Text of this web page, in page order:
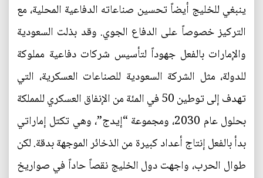
ينبغي للخليج أيضاً تحسين صناعاته الدفاعية المحلية، مع
التركيز خصوصاً على الدفاع الجوي. وقد بذلت السعودية
والإمارات بالفعل جهوداً لتأسيس شركات دفاعية مملوكة
للدولة، مثل الشركة السعودية للصناعات العسكرية، التي
تهدف إلى توطين 50 في المئة من الإنفاق العسكري للمملكة
بحلول عام 2030، ومجموعة “إيدج”، وهي تكتل إماراتي
بدأ بالفعل إنتاج أعداد كبيرة من الذخائر الموجهة بدقة. لكن
طوال الحرب، واجهت دول الخليج نقصاً حاداً في صواريخ